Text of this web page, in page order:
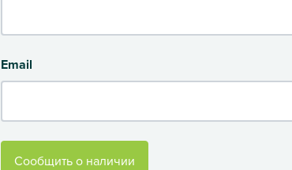
Email
Сообщить о наличии